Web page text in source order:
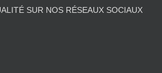
SUR NOS RÉSEAUX SOCIAUX